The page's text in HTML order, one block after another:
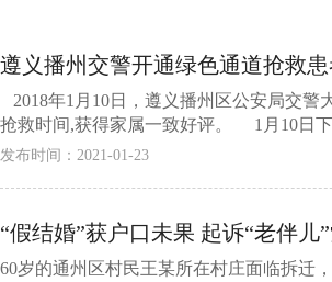
遵义播州交警开通绿色通道抢救
2018年1月10日，遵义播州区公安局交
抢救时间,获得家属一致好评。 1月10日
发布时间：2021-01-23
“假结婚”获户口未果 起诉“老伴儿
60岁的通州区村民王某所在村庄面临拆迁